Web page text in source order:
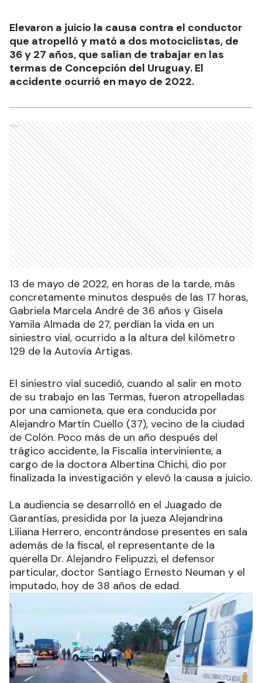
Elevaron a juicio la causa contra el conductor
que atropelló y mató a dos motociclistas, de
36 y 27 años, que salían de trabajar en las
termas de Concepción del Uruguay. El
accidente ocurrió en mayo de 2022.
Ads
13 de mayo de 2022, en horas de la tarde, más
concretamente minutos después de las 17 horas,
Gabriela Marcela André de 36 años y Gisela
Yamila Almada de 27, perdían la vida en un
siniestro vial, ocurrido a la altura del kilómetro
129 de la Autovía Artigas.
El siniestro vial sucedió, cuando al salir en moto
de su trabajo en las Termas, fueron atropelladas
por una camioneta, que era conducida por
Alejandro Martín Cuello (37), vecino de la ciudad
de Colón. Poco más de un año después del
trágico accidente, la Fiscalía interviniente, a
cargo de la doctora Albertina Chichi, dio por
finalizada la investigación y elevó la causa a juicio.
La audiencia se desarrolló en el Juagado de
Garantías, presidida por la jueza Alejandrina
Liliana Herrero, encontrándose presentes en sala
además de la fiscal, el representante de la
querella Dr. Alejandro Felipuzzi, el defensor
particular, doctor Santiago Ernesto Neuman y el
imputado, hoy de 38 años de edad.